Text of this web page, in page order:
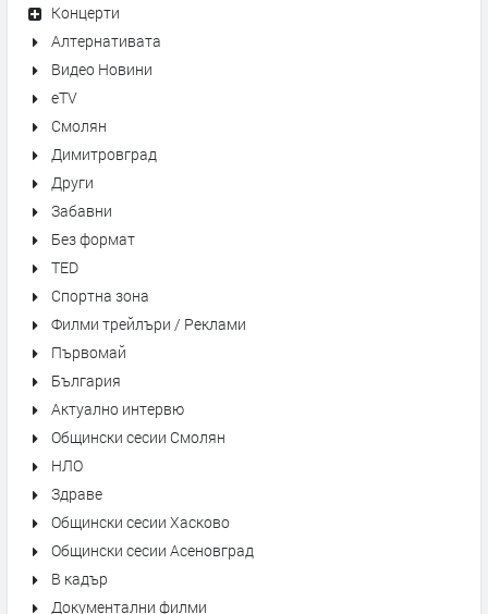
Концерти
Алтернативата
Видео Новини
eTV
Смолян
Димитровград
Други
Забавни
Без формат
TED
Спортна зона
Филми трейлъри / Реклами
Първомай
България
Актуално интервю
Общински сесии Смолян
НЛО
Здраве
Общински сесии Хасково
Общински сесии Асеновград
В кадър
Документални филми